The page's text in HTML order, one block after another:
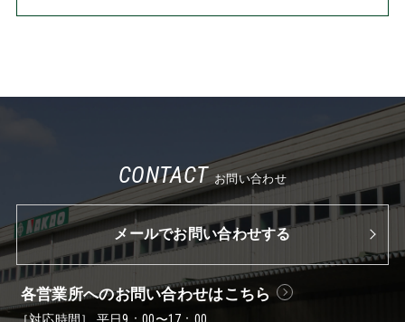
CONTACT お問い合わせ
メールでお問い合わせする
各営業所へのお問い合わせはこちら
［対応時間］ 平日9：00〜17：00